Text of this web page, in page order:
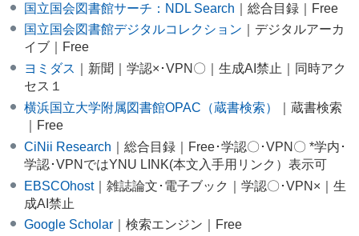
国立国会図書館サーチ：NDL Search ｜総合目録｜Free
国立国会図書館デジタルコレクション ｜デジタルアーカ
イブ｜Free
ヨミダス
｜新聞｜学認×･VPN〇｜生成AI禁止｜同時アク
セス１
横浜国立大学附属図書館OPAC（蔵書検索）
｜蔵書検索
｜Free
CiNii Research ｜総合目録｜Free･学認〇･VPN〇 *学内･
学認･VPNではYNU LINK(本文入手用リンク）表示可
EBSCOhost｜雑誌論文･電子ブック｜学認〇･VPN×｜生
成AI禁止
Google Scholar ｜検索エンジン｜Free